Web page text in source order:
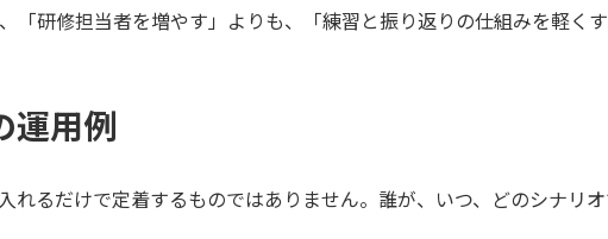
「研修担当者を増やす」よりも、「練習と振り返りの仕組みを軽くす
運用例
れるだけで定着するものではありません。誰が、いつ、どのシナリ